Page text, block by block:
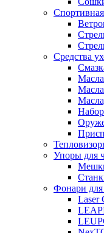
Спортивная
Средства
Упоры для
Фонари
Laser